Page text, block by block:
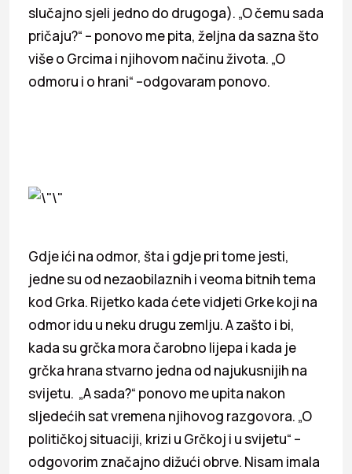
slučajno sjeli jedno do drugoga). „O čemu sada
pričaju?“ – ponovo me pita, željna da sazna što
više o Grcima i njihovom načinu života. „O
odmoru i o hrani“ –odgovaram ponovo.
Gdje ići na odmor, šta i gdje pri tome jesti,
jedne su od nezaobilaznih i veoma bitnih tema
kod Grka. Rijetko kada ćete vidjeti Grke koji na
odmor idu u neku drugu zemlju. A zašto i bi,
kada su grčka mora čarobno lijepa i kada je
grčka hrana stvarno jedna od najukusnijih na
svijetu. „A sada?“ ponovo me upita nakon
sljedećih sat vremena njihovog razgovora. „O
političkoj situaciji, krizi u Grčkoj i u svijetu“ –
odgovorim značajno dižući obrve. Nisam imala